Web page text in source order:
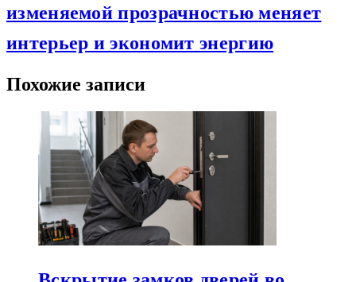
изменяемой прозрачностью меняет
интерьер и экономит энергию
Похожие записи